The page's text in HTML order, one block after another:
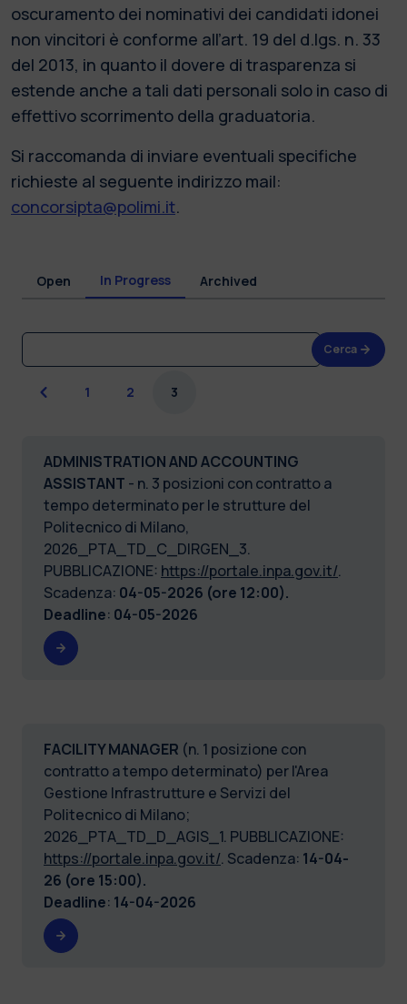
oscuramento dei nominativi dei candidati idonei
non vincitori è conforme all’art. 19 del d.lgs. n. 33
del 2013, in quanto il dovere di trasparenza si
estende anche a tali dati personali solo in caso di
effettivo scorrimento della graduatoria.
Si raccomanda di inviare eventuali specifiche
richieste al seguente indirizzo mail:
concorsipta@polimi.it.
Open In Progress Archived
Cerca
Previous
1 2 3
ADMINISTRATION AND ACCOUNTING
ASSISTANT - n. 3 posizioni con contratto a
tempo determinato per le strutture del
Politecnico di Milano,
2026_PTA_TD_C_DIRGEN_3.
PUBBLICAZIONE: https://portale.inpa.gov.it/.
Scadenza: 04-05-2026 (ore 12:00).
Deadline: 04-05-2026
FACILITY MANAGER (n. 1 posizione con
contratto a tempo determinato) per l'Area
Gestione Infrastrutture e Servizi del
Politecnico di Milano;
2026_PTA_TD_D_AGIS_1. PUBBLICAZIONE:
https://portale.inpa.gov.it/. Scadenza: 14-04-
26 (ore 15:00).
Deadline: 14-04-2026